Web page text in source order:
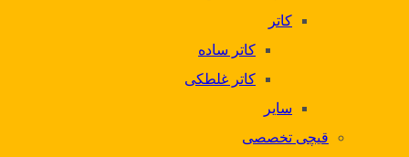
کاتر
کاتر ساده
کاتر غلطکی
سایر
قیچی تخصصی